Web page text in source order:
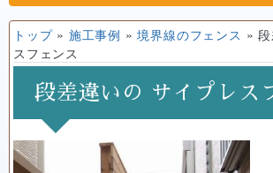
トップ» 施工事例 »境界線のフェンス »
スフェンス
段差違いの サイプレス